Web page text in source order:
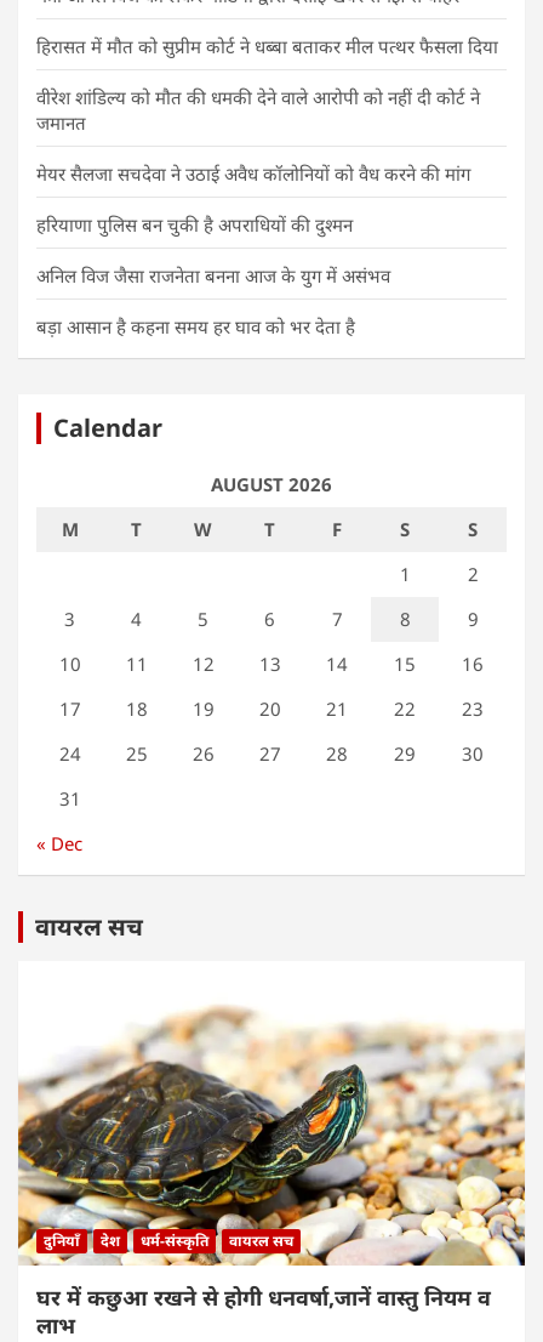
हिरासत में मौत को सुप्रीम कोर्ट ने धब्बा बताकर मील पत्थर फैसला दिया
वीरेश शांडिल्य को मौत की धमकी देने वाले आरोपी को नहीं दी कोर्ट ने
जमानत
मेयर सैलजा सचदेवा ने उठाई अवैध कॉलोनियों को वैध करने की मांग
हरियाणा पुलिस बन चुकी है अपराधियों की दुश्मन
अनिल विज जैसा राजनेता बनना आज के युग में असंभव
बड़ा आसान है कहना समय हर घाव को भर देता है
Calendar
AUGUST 2026
M
T W T F S
S
1
2
3
4 5 6 7 8
9
10
11 12 13 14 15
16
17
18 19 20 21 22
23
24
25 26 27 28 29
30
31
« Dec
वायरल सच
दुनियाँ देश धर्म-संस्कृति वायरल सच
घर में कछुआ रखने से होगी धनवर्षा,जानें वास्तु नियम व
लाभ